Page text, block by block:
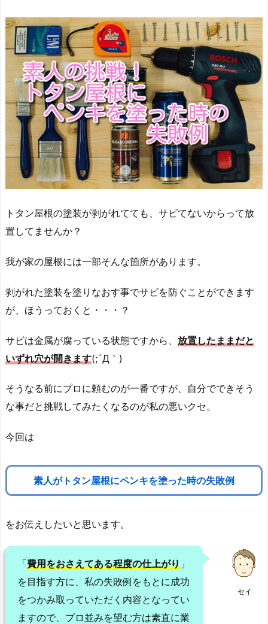
トタン屋根の塗装が剥がれてても、サビてないからって放
置してませんか？
我が家の屋根には一部そんな箇所があります。
剥がれた塗装を塗りなおす事でサビを防ぐことができます
が、ほうっておくと・・・？
サビは金属が腐っている状態ですから、 放置したままだと
いずれ穴が開きます(;´Д｀)
そうなる前にプロに頼むのが一番ですが、自分でできそう
な事だと挑戦してみたくなるのが私の悪いクセ。
今回は
素人がトタン屋根にペンキを塗った時の失敗例
をお伝えしたいと思います。
セイ
「費用をおさえてある程度の仕上がり 」
を目指す方に、私の失敗例をもとに成功
をつかみ取っていただく内容となってい
ますので、プロ並みを望む方は素直に業